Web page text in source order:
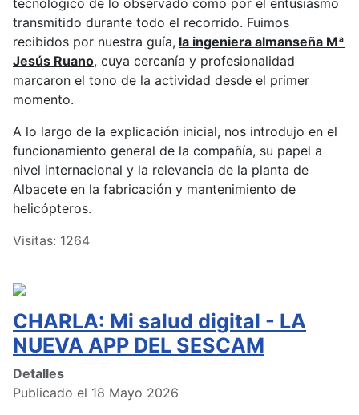
transmitido durante todo el recorrido. Fuimos
recibidos por nuestra guía, la ingeniera almanseña Mª
Jesús Ruano, cuya cercanía y profesionalidad
marcaron el tono de la actividad desde el primer
momento.
A lo largo de la explicación inicial, nos introdujo en el
funcionamiento general de la compañía, su papel a
nivel internacional y la relevancia de la planta de
Albacete en la fabricación y mantenimiento de
helicópteros.
Visitas: 1264
CHARLA: Mi salud digital - LA
NUEVA APP DEL SESCAM
Detalles
Publicado el 18 Mayo 2026